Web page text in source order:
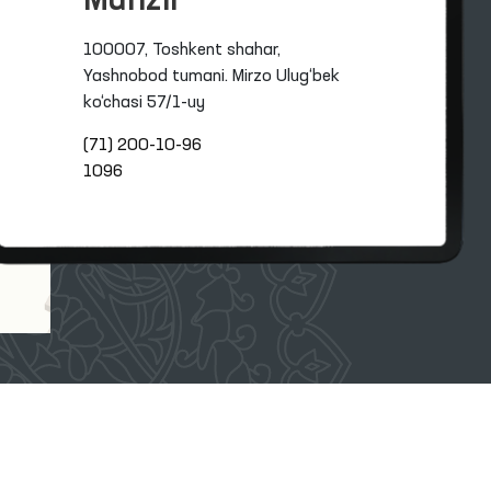
100007, Toshkent shahar,
Yashnobod tumani. Mirzo Ulug‘bek
ko‘chasi 57/1-uy
(71) 200-10-96
1096